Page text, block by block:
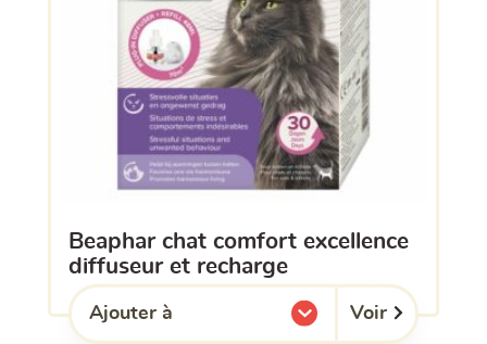
beaphar chat comfort excellence
diffuseur et recharge
Ajouter à
l'une de mes listes. Voir